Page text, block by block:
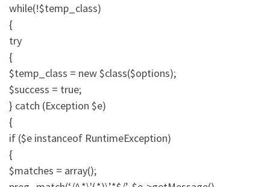
while(!$temp_class)
{
try
{
$temp_class = new $class($options);
$success = true;
} catch (Exception $e)
{
if ($e instanceof RuntimeException)
{
$matches = array();